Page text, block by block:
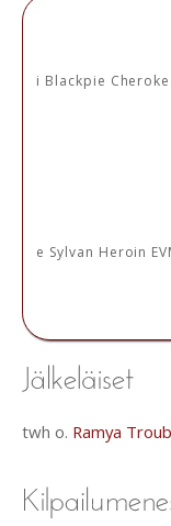
i Blackpie
e Sylvan Heroin
twh o. Ramya